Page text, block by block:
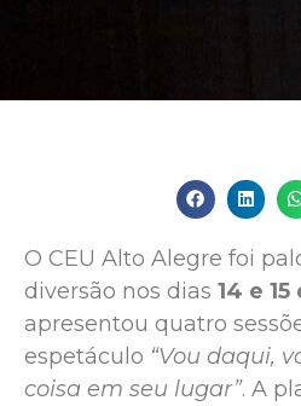
O CEU Alto Alegre foi
diversão nos dias 14 e
apresentou quatro
espetáculo “Vou daqui,
coisa em seu lugar”. A